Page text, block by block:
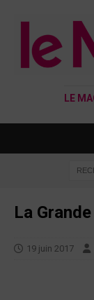
LE
La
19 juin 2017